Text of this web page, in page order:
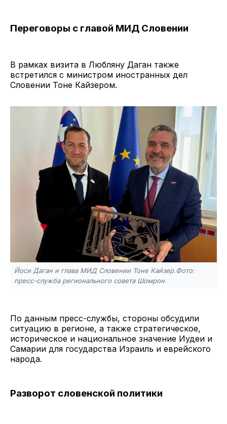
Переговоры с главой МИД Словении
В рамках визита в Любляну Даган также
встретился с министром иностранных дел
Словении Тоне Кайзером.
Йоси Даган и глава МИД Словении Тоне Кайзер.Фото:
пресс-служба регионального совета Шомрон
По данным пресс-службы, стороны обсудили
ситуацию в регионе, а также стратегическое,
историческое и национальное значение Иудеи и
Самарии для государства Израиль и еврейского
народа.
Разворот словенской политики